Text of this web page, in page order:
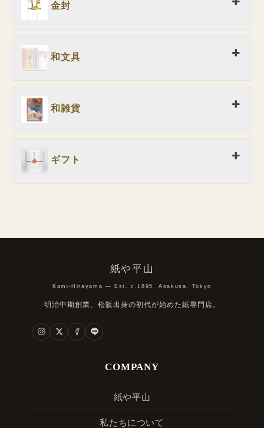
金封
和文具
和雑貨
ギフト
紙や平山
Kami-Hirayama — Est. c.1895, Asakusa, Tokyo
明治中期創業、松阪出身の初代が始めた紙専門店。
COMPANY
紙や平山
私たちについて